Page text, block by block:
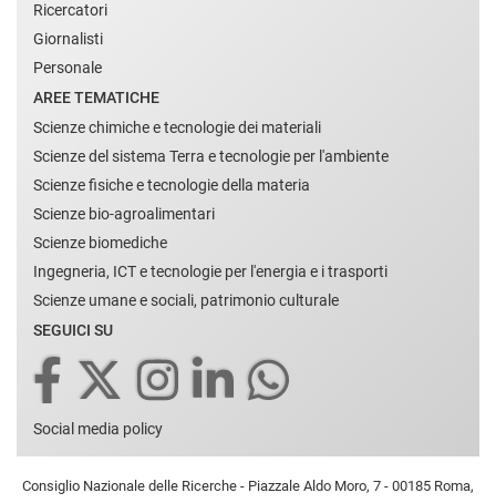
Ricercatori
Giornalisti
Personale
AREE TEMATICHE
Scienze chimiche e tecnologie dei materiali
Scienze del sistema Terra e tecnologie per l'ambiente
Scienze fisiche e tecnologie della materia
Scienze bio-agroalimentari
Scienze biomediche
Ingegneria, ICT e tecnologie per l'energia e i trasporti
Scienze umane e sociali, patrimonio culturale
SEGUICI SU
Social media policy
Consiglio Nazionale delle Ricerche - Piazzale Aldo Moro, 7 - 00185 Roma,